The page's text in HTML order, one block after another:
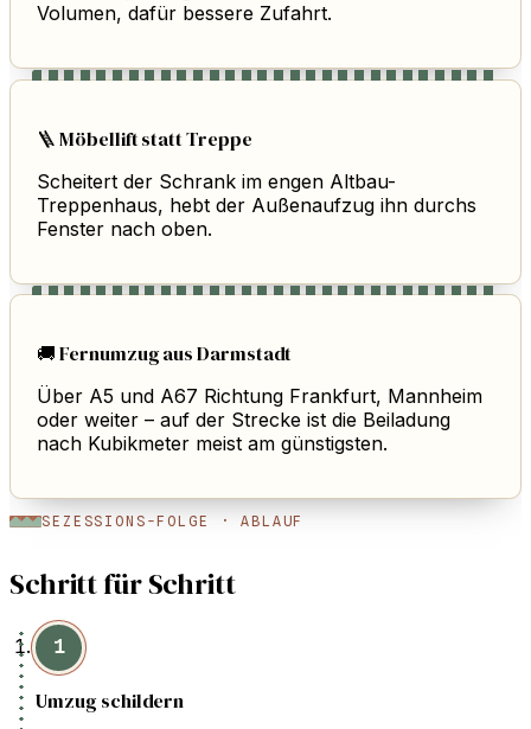
Volumen, dafür bessere Zufahrt.
🪜 Möbellift statt Treppe
Scheitert der Schrank im engen Altbau-
Treppenhaus, hebt der Außenaufzug ihn durchs
Fenster nach oben.
🚚 Fernumzug aus Darmstadt
Über A5 und A67 Richtung Frankfurt, Mannheim
oder weiter – auf der Strecke ist die Beiladung
nach Kubikmeter meist am günstigsten.
SEZESSIONS-FOLGE · ABLAUF
Schritt für Schritt
1
Umzug schildern